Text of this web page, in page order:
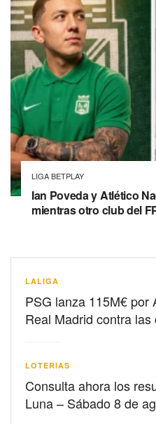
LIGA BETPLAY
Ian Poveda y Atlético
mientras otro club del
LALIGA
PSG lanza 115M€ por
Real Madrid contra las
LOTERIAS
Consulta ahora los
Luna – Sábado 8 de